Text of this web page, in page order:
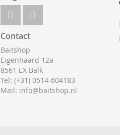
Contact
Baitshop
Eigenhaard 12a
8561 EX Balk
Tel: (+31) 0514-604183
Mail: info@baitshop.nl